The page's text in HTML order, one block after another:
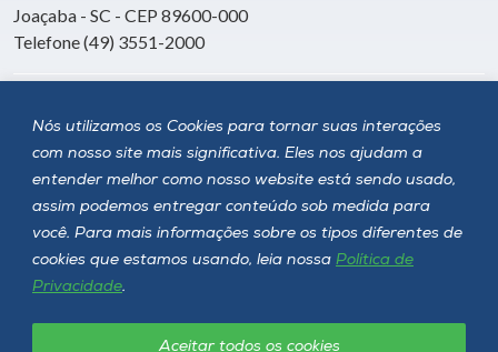
Nós utilizamos os Cookies para tornar suas interações
com nosso site mais significativa. Eles nos ajudam a
entender melhor como nosso website está sendo usado,
assim podemos entregar conteúdo sob medida para
você. Para mais informações sobre os tipos diferentes de
cookies que estamos usando, leia nossa Política de
Privacidade.
Aceitar todos os cookies
Joaçaba - SC - CEP 89600-000
Telefone (49) 3551-2000
Siga a Unoesc